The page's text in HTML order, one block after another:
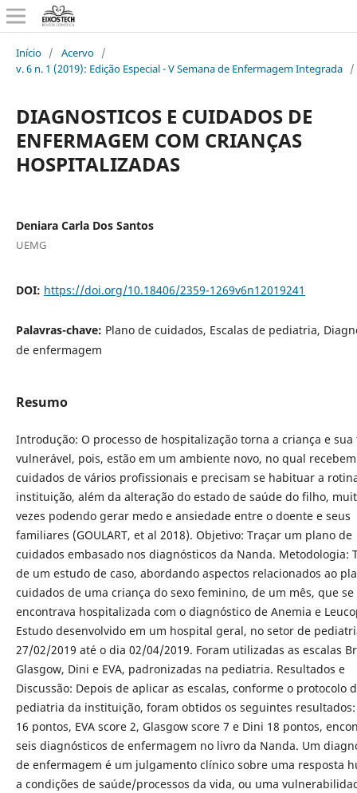
Início / Acervo /
v. 6 n. 1 (2019): Edição Especial - V Semana de Enfermagem Integrada /
DIAGNOSTICOS E CUIDADOS DE
ENFERMAGEM COM CRIANÇAS
HOSPITALIZADAS
Deniara Carla Dos Santos
UEMG
DOI: https://doi.org/10.18406/2359-1269v6n12019241
Palavras-chave: Plano de cuidados, Escalas de pediatria,
de enfermagem
Resumo
Introdução: O processo de hospitalização torna a criança e
vulnerável, pois, estão em um ambiente novo, no qual recebem
cuidados de vários profissionais e precisam se habituar a
instituição, além da alteração do estado de saúde do filho,
vezes podendo gerar medo e ansiedade entre o doente e seus
familiares (GOULART, et al 2018). Objetivo: Traçar um plano de
cuidados embasado nos diagnósticos da Nanda. Metodologia:
de um estudo de caso, abordando aspectos relacionados ao
cuidados de uma criança do sexo feminino, de um mês, que se
encontrava hospitalizada com o diagnóstico de Anemia e
Estudo desenvolvido em um hospital geral, no setor de
27/02/2019 até o dia 02/04/2019. Foram utilizadas as escalas
Glasgow, Dini e EVA, padronizadas na pediatria. Resultados e
Discussão: Depois de aplicar as escalas, conforme o protocolo
pediatria da instituição, foram obtidos os seguintes
16 pontos, EVA score 2, Glasgow score 7 e Dini 18 pontos,
seis diagnósticos de enfermagem no livro da Nanda. Um
de enfermagem é um julgamento clínico sobre uma resposta
a condições de saúde/processos da vida, ou uma